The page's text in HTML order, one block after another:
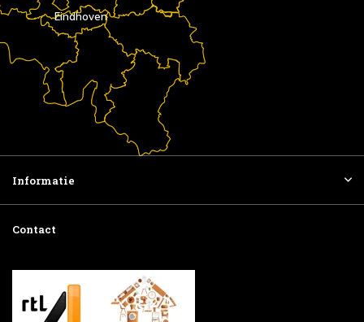
Eindhoven
Informatie
Contact